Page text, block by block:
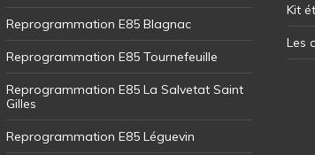
Reprogrammation E85 Blagnac
Reprogrammation E85 Tournefeuille
Reprogrammation E85 La Salvetat Saint
Gilles
Reprogrammation E85 Léguevin
Kit
Les